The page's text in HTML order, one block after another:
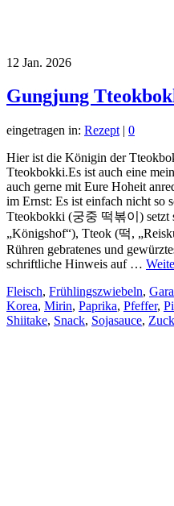
12 Jan. 2026
Gungjung
eingetragen in: Rezept | 0
Hier ist die Königin der
Tteokbokki.Es ist auch eine
auch gerne mit Eure Hoheit
im Ernst: Es ist einfach nicht so
Tteokbokki (궁중 떡볶이) setzt
„Königshof“), Tteok (떡,
Rühren gebratenes und
schriftliche Hinweis auf …
Fleisch, Frühlingszwiebeln,
Korea, Mirin, Paprika, Pfeffer,
Shiitake, Snack, Sojasauce,